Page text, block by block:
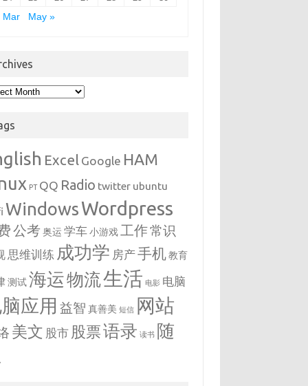
Mar
May »
Excel Google HAM
PT QQ Radio twitter ubuntu
WindowsWordpress
公考 奥运 学车 小游戏 工作常识
思维训练 成功学 房产手机 教育
测试 海运物流生活 电影 电脑
应用 益智 真善美 短信 网站
美文 股市 股票语录 读书 随